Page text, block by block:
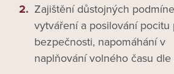
Zajištění důstojných
vytváření a posilování pocitu
bezpečnosti, napomáhání v
naplňování volného času dle